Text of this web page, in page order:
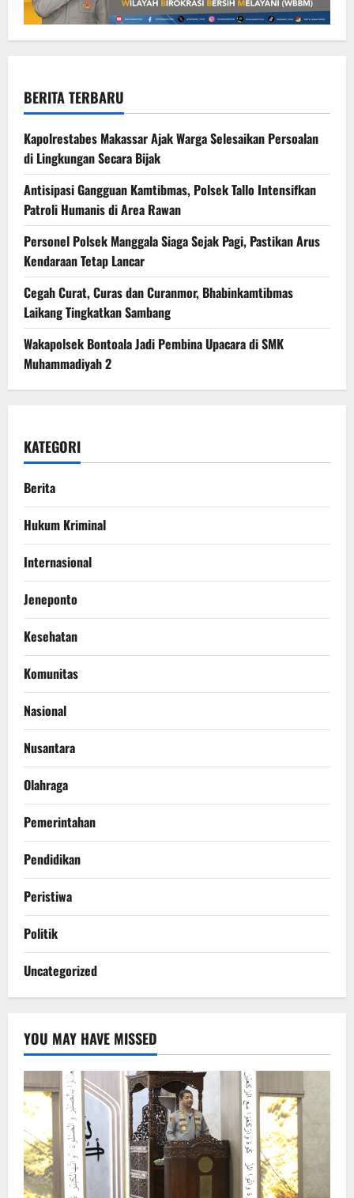
BERITA TERBARU
Kapolrestabes Makassar Ajak Warga Selesaikan Persoalan
di Lingkungan Secara Bijak
Antisipasi Gangguan Kamtibmas, Polsek Tallo Intensifkan
Patroli Humanis di Area Rawan
Personel Polsek Manggala Siaga Sejak Pagi, Pastikan Arus
Kendaraan Tetap Lancar
Cegah Curat, Curas dan Curanmor, Bhabinkamtibmas
Laikang Tingkatkan Sambang
Wakapolsek Bontoala Jadi Pembina Upacara di SMK
Muhammadiyah 2
KATEGORI
Berita
Hukum Kriminal
Internasional
Jeneponto
Kesehatan
Komunitas
Nasional
Nusantara
Olahraga
Pemerintahan
Pendidikan
Peristiwa
Politik
Uncategorized
YOU MAY HAVE MISSED